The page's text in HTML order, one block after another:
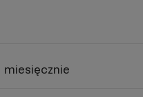
miesięcznie